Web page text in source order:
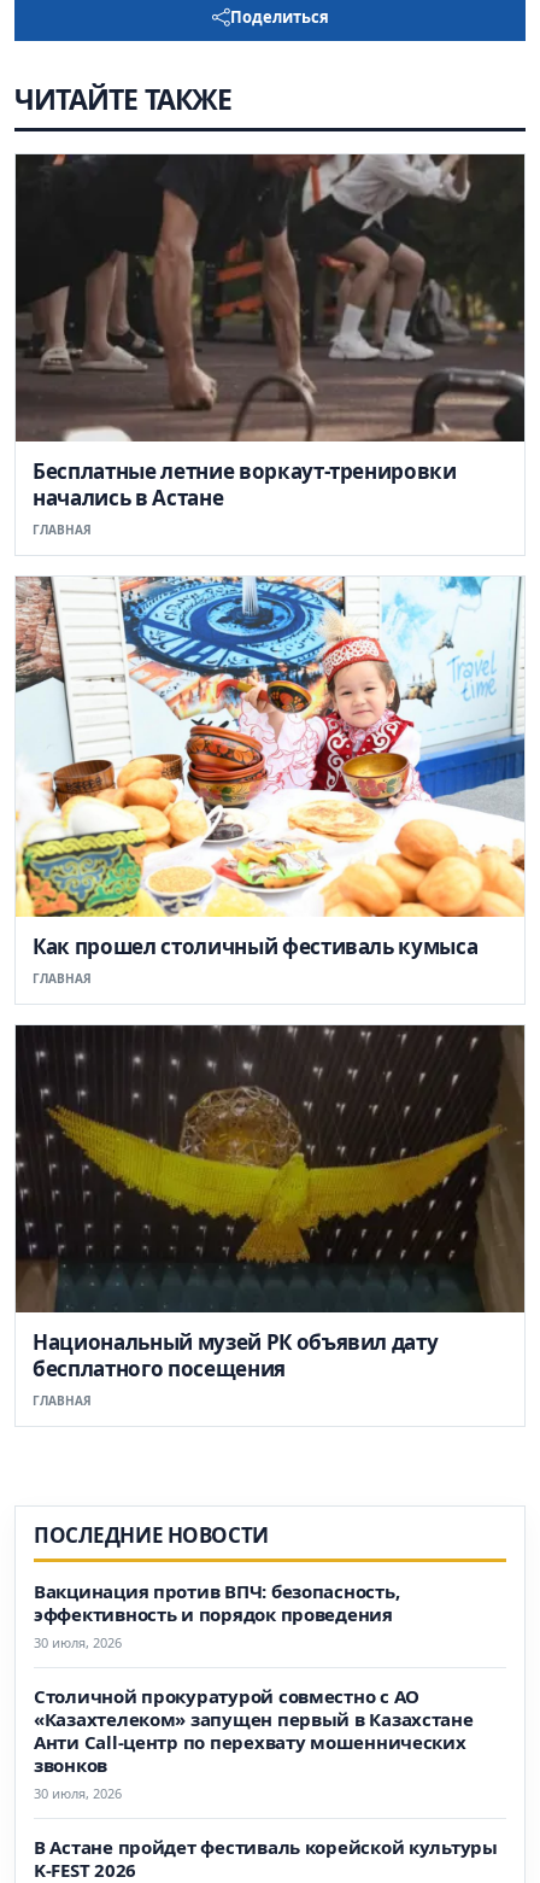
Поделиться
ЧИТАЙТЕ ТАКЖЕ
Бесплатные летние воркаут-тренировки
начались в Астане
ГЛАВНАЯ
Как прошел столичный фестиваль кумыса
ГЛАВНАЯ
Национальный музей РК объявил дату
бесплатного посещения
ГЛАВНАЯ
ПОСЛЕДНИЕ НОВОСТИ
Вакцинация против ВПЧ: безопасность,
эффективность и порядок проведения
30 июля, 2026
Столичной прокуратурой совместно с АО
«Казахтелеком» запущен первый в Казахстане
Анти Call-центр по перехвату мошеннических
звонков
30 июля, 2026
В Астане пройдет фестиваль корейской культуры
K-FEST 2026